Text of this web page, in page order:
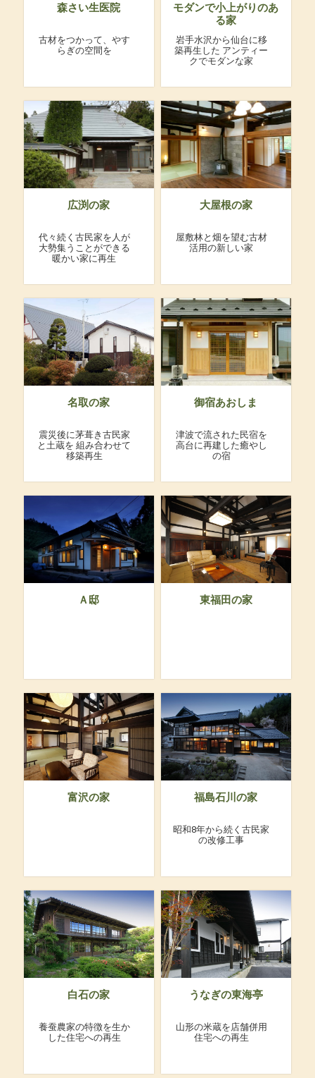
森さい生医院
古材をつかって、やす
らぎの空間を
モダンで小上がりのあ
る家
岩手水沢から仙台に移
築再生した アンティー
クでモダンな家
広渕の家
代々続く古民家を人が
大勢集うことができる
暖かい家に再生
大屋根の家
屋敷林と畑を望む古材
活用の新しい家
名取の家
震災後に茅葺き古民家
と土蔵を 組み合わせて
移築再生
御宿あおしま
津波で流された民宿を
高台に再建した癒やし
の宿
Ａ邸 東福田の家
富沢の家 福島石川の家
昭和8年から続く古民家
の改修工事
白石の家
養蚕農家の特徴を生か
した住宅への再生
うなぎの東海亭
山形の米蔵を店舗併用
住宅への再生